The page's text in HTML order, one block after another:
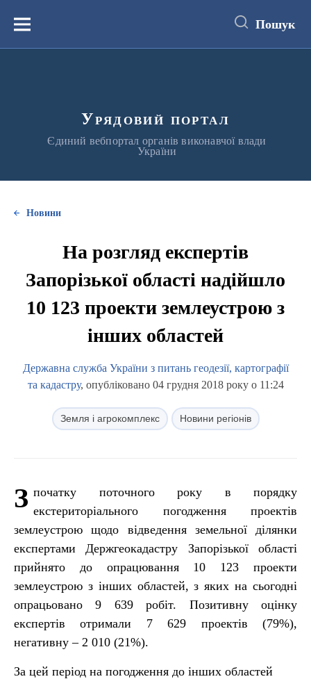
вмістуМеню Пошук
Урядовий портал
Єдиний вебпортал органів виконавчої влади
України
Новини
На розгляд експертів
Запорізької області надійшло
10 123 проекти землеустрою з
інших областей
Державна служба України з питань геодезії, картографії
та кадастру, опубліковано 04 грудня 2018 року о 11:24
Земля і агрокомплекс Новини регіонів
З початку поточного року в порядку
екстериторіального погодження проектів
землеустрою щодо відведення земельної ділянки
експертами Держгеокадастру Запорізької області
прийнято до опрацювання 10 123 проекти
землеустрою з інших областей, з яких на сьогодні
опрацьовано 9 639 робіт. Позитивну оцінку
експертів отримали 7 629 проектів (79%),
негативну – 2 010 (21%).
За цей період на погодження до інших областей